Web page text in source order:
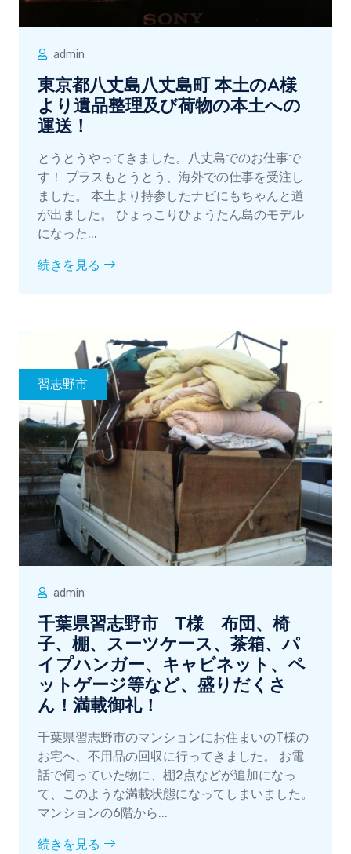
admin
東京都八丈島八丈島町 本土のA様
より遺品整理及び荷物の本土への
運送！
とうとうやってきました。八丈島でのお仕事で
す！ プラスもとうとう、海外での仕事を受注し
ました。 本土より持参したナビにもちゃんと道
が出ました。 ひょっこりひょうたん島のモデル
になった...
続きを見る
習志野市
admin
千葉県習志野市 T様 布団、椅
子、棚、スーツケース、茶箱、パ
イプハンガー、キャビネット、ペ
ットゲージ等など、盛りだくさ
ん！満載御礼！
千葉県習志野市のマンションにお住まいのT様の
お宅へ、不用品の回収に行ってきました。 お電
話で伺っていた物に、棚2点などが追加になっ
て、このような満載状態になってしまいました。
マンションの6階から...
続きを見る